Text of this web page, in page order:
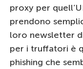
proxy per
prendono
loro newsletter
per i truffatori è
phishing che